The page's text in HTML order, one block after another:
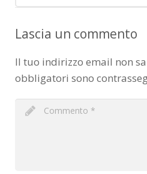
Lascia un commento
Il tuo indirizzo email non
obbligatori sono